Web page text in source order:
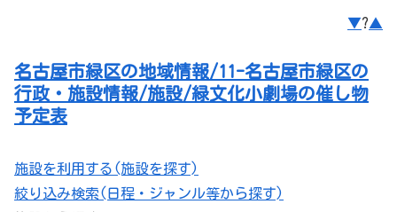
▼?▲
名古屋市緑区の地域情報/11-名古屋市緑区の
行政・施設情報/施設/緑文化小劇場の催し物
予定表
施設を利用する(施設を探す)
絞り込み検索(日程・ジャンル等から探す)